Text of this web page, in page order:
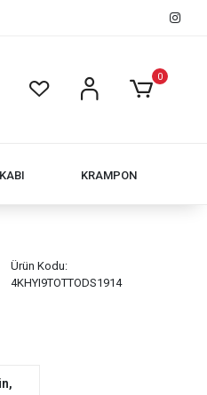
0
KRAMPON
Ürün Kodu:
4KHYI9TOTTODS1914